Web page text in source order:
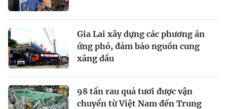
Gia Lai xây dựng các phương án
ứng phó, đảm bảo nguồn cung
xăng dầu
98 tấn rau quả tươi được vận
chuyển từ Việt Nam đến Trung